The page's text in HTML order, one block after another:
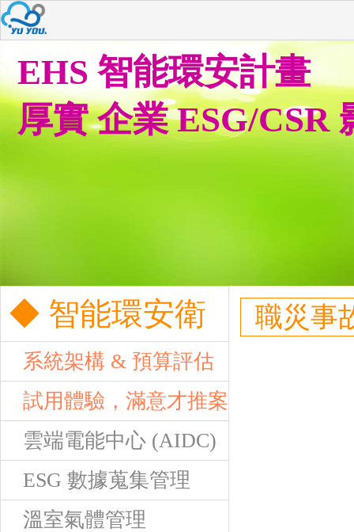
EHS 智能環安計畫
厚實 企業 ESG/CSR
◆ 智能環安衛
系統架構 & 預算評估
試用體驗，滿意才推案
雲端電能中心 (AIDC)
ESG 數據蒐集管理
溫室氣體管理
職災事